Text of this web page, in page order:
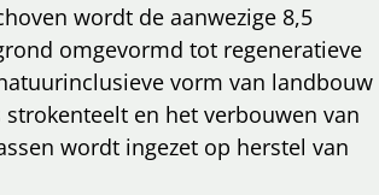
wordt de aanwezige 8,5
omgevormd tot regeneratieve
vorm van landbouw
en het verbouwen van
wordt ingezet op herstel van